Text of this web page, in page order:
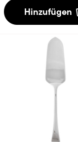
Hinzufügen